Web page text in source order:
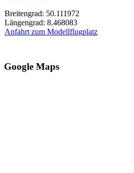
Breitengrad: 50.111972
Längengrad: 8.468083
Anfahrt zum Modellflugplatz
Google Maps